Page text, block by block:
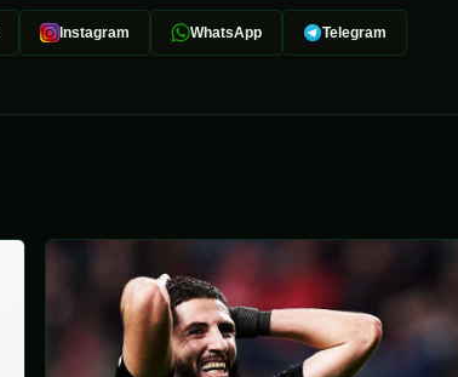
Instagram WhatsApp Telegram